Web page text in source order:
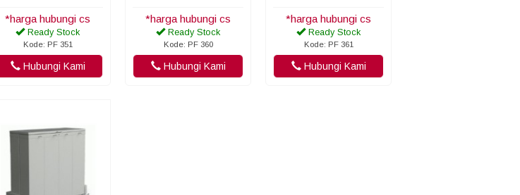
*harga hubungi cs
Ready Stock
Kode: PF 351
Hubungi Kami
*harga hubungi cs
Ready Stock
Kode: PF 360
Hubungi Kami
*harga hubungi cs
Ready Stock
Kode: PF 361
Hubungi Kami